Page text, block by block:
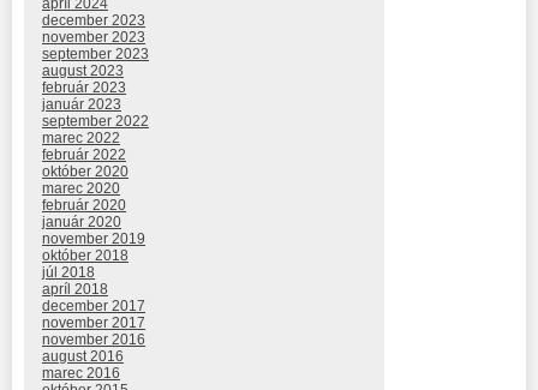
apríl 2024
december 2023
november 2023
september 2023
august 2023
február 2023
január 2023
september 2022
marec 2022
február 2022
október 2020
marec 2020
február 2020
január 2020
november 2019
október 2018
júl 2018
apríl 2018
december 2017
november 2017
november 2016
august 2016
marec 2016